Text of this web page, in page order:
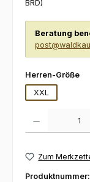
BRD)
Beratung
Herren-Größe
XXL
Zum
Produktnummer: